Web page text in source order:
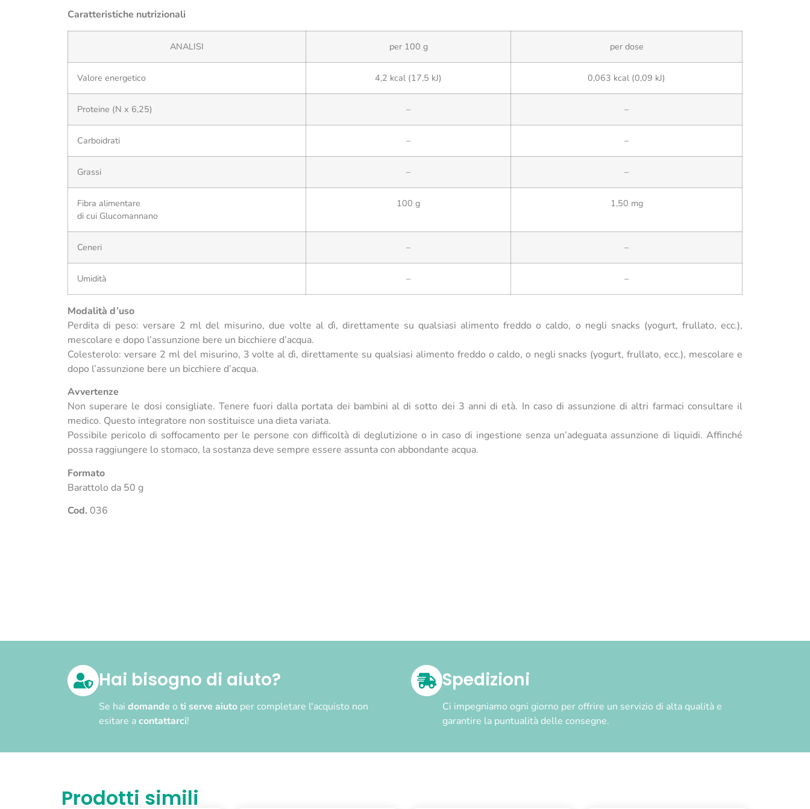
Caratteristiche nutrizionali
ANALISI per 100 g per dose
Valore energetico 4,2 kcal (17,5 kJ) 0,063 kcal (0,09 kJ)
Proteine (N x 6,25) – –
Carboidrati – –
Grassi – –
Fibra alimentare
di cui Glucomannano
100 g 1,50 mg
Ceneri – –
Umidità – –
Modalità d’uso
Perdita di peso: versare 2 ml del misurino, due volte al dì, direttamente su qualsiasi alimento freddo o caldo, o negli snacks (yogurt, frullato, ecc.),
mescolare e dopo l’assunzione bere un bicchiere d’acqua.
Colesterolo: versare 2 ml del misurino, 3 volte al dì, direttamente su qualsiasi alimento freddo o caldo, o negli snacks (yogurt, frullato, ecc.), mescolare e
dopo l’assunzione bere un bicchiere d’acqua.
Avvertenze
Non superare le dosi consigliate. Tenere fuori dalla portata dei bambini al di sotto dei 3 anni di età. In caso di assunzione di altri farmaci consultare il
medico. Questo integratore non sostituisce una dieta variata.
Possibile pericolo di soffocamento per le persone con difficoltà di deglutizione o in caso di ingestione senza un’adeguata assunzione di liquidi. Affinché
possa raggiungere lo stomaco, la sostanza deve sempre essere assunta con abbondante acqua.
Formato
Barattolo da 50 g
Cod. 036
Hai bisogno di aiuto?
Se hai domande o ti serve aiuto per completare l'acquisto non
esitare acontattarci!
Spedizioni
Ci impegniamo ogni giorno per offrire un servizio di alta qualità e
garantire la puntualità delle consegne.
Prodotti simili